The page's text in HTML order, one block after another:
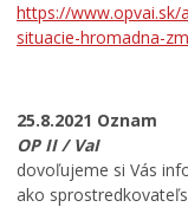
https://www.opvai.sk/
situacie-hromadna-
25.8.2021 Oznam
OP II / VaI
dovoľujeme si Vás
ako